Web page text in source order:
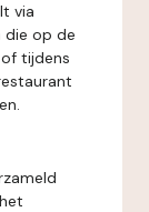
via
die op de
tijdens